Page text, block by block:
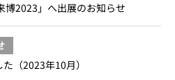
博2023」へ出展のお知らせ
（2023年10月）